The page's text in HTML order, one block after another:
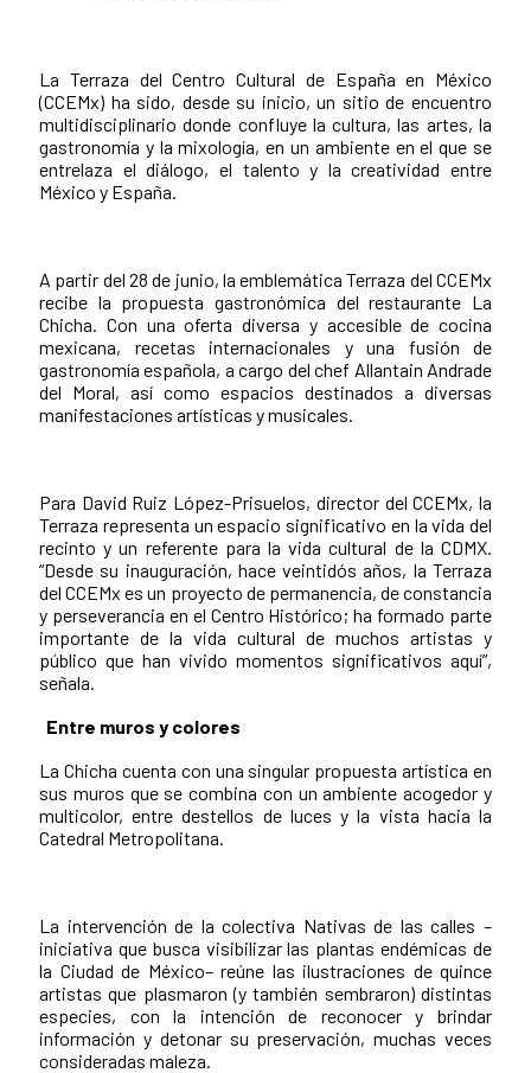
La Terraza del Centro Cultural de España en México
(CCEMx) ha sido, desde su inicio, un sitio de encuentro
multidisciplinario donde confluye la cultura, las artes, la
gastronomía y la mixología, en un ambiente en el que se
entrelaza el diálogo, el talento y la creatividad entre
México y España.
A partir del 28 de junio, la emblemática Terraza del CCEMx
recibe la propuesta gastronómica del restaurante La
Chicha. Con una oferta diversa y accesible de cocina
mexicana, recetas internacionales y una fusión de
gastronomía española, a cargo del chef Allantain Andrade
del Moral, así como espacios destinados a diversas
manifestaciones artísticas y musicales.
Para David Ruiz López-Prisuelos, director del CCEMx, la
Terraza representa un espacio significativo en la vida del
recinto y un referente para la vida cultural de la CDMX.
“Desde su inauguración, hace veintidós años, la Terraza
del CCEMx es un proyecto de permanencia, de constancia
y perseverancia en el Centro Histórico; ha formado parte
importante de la vida cultural de muchos artistas y
público que han vivido momentos significativos aquí”,
señala.
Entre muros y colores
La Chicha cuenta con una singular propuesta artística en
sus muros que se combina con un ambiente acogedor y
multicolor, entre destellos de luces y la vista hacia la
Catedral Metropolitana.
La intervención de la colectiva Nativas de las calles –
iniciativa que busca visibilizar las plantas endémicas de
la Ciudad de México– reúne las ilustraciones de quince
artistas que plasmaron (y también sembraron) distintas
especies, con la intención de reconocer y brindar
información y detonar su preservación, muchas veces
consideradas maleza.